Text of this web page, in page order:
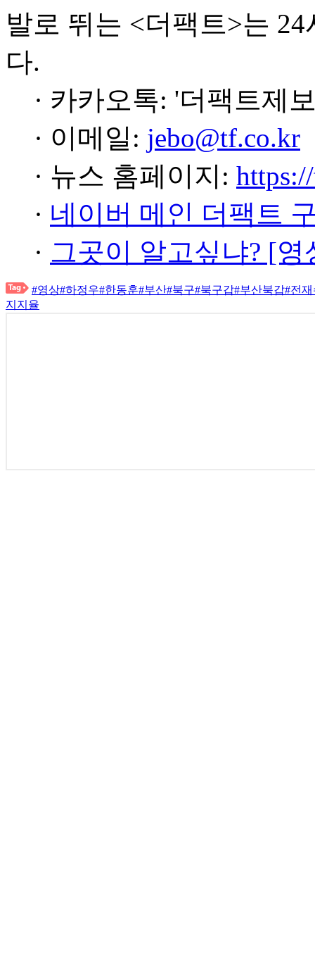
발로 뛰는 <더팩트>는
다.
· 카카오톡: '더팩트제
· 이메일: jebo@tf.co.kr
· 뉴스 홈페이지:
· 네이버 메인 더팩트
· 그곳이 알고싶냐? [
#영상#하정우#한동훈#부산#북구#북구갑#부산북갑#전
지지율